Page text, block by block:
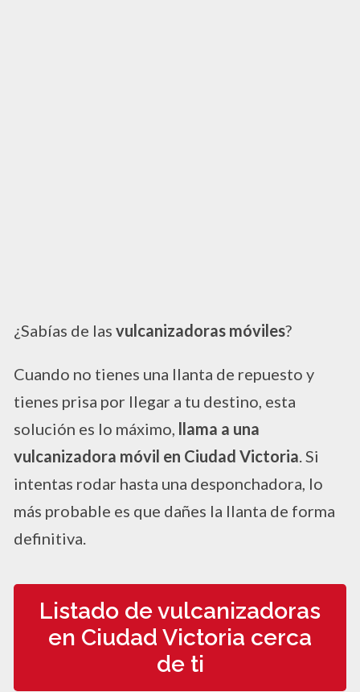
¿Sabías de las vulcanizadoras móviles?
Cuando no tienes una llanta de repuesto y
tienes prisa por llegar a tu destino, esta
solución es lo máximo, llama a una
vulcanizadora móvil en Ciudad Victoria. Si
intentas rodar hasta una desponchadora, lo
más probable es que dañes la llanta de forma
definitiva.
Listado de vulcanizadoras
en Ciudad Victoria cerca
de ti